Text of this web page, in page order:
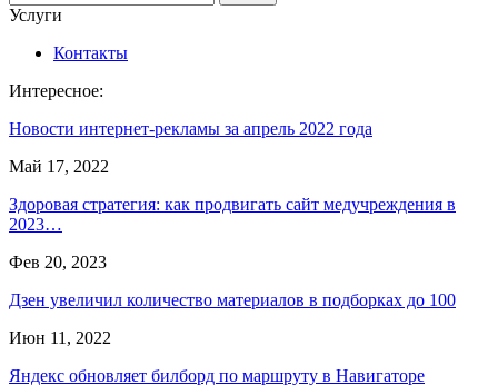
Услуги
Контакты
Интересное:
Новости интернет-рекламы за апрель 2022 года
Май 17, 2022
Здоровая стратегия: как продвигать сайт медучреждения в
2023…
Фев 20, 2023
Дзен увеличил количество материалов в подборках до 100
Июн 11, 2022
Яндекс обновляет билборд по маршруту в Навигаторе